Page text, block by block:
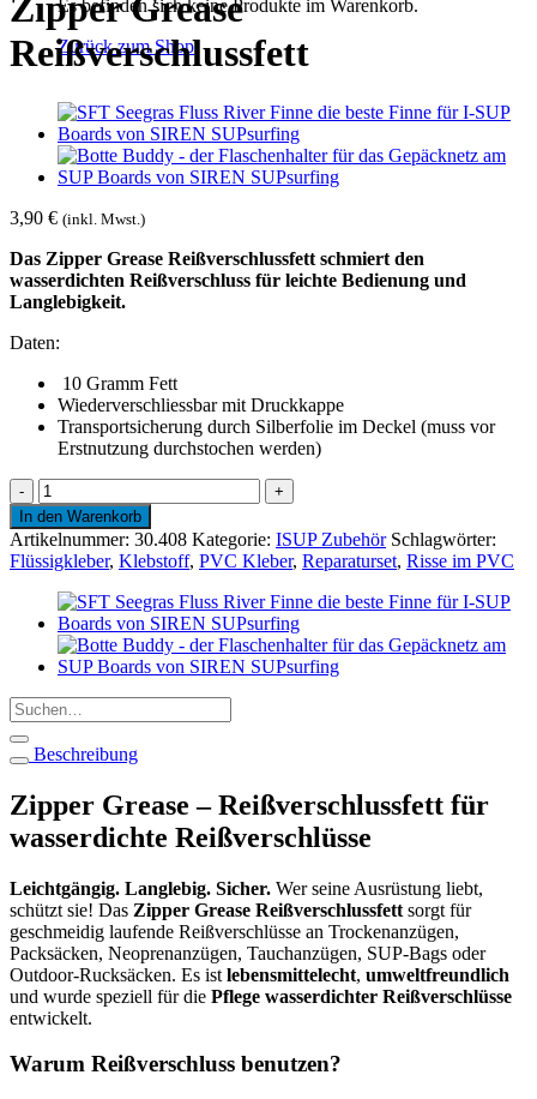
Es befinden sich keine Produkte im Warenkorb.
Zurück zum Shop
Zipper Grease
Reißverschlussfett
3,90 € (inkl. Mwst.)
Das Zipper Grease Reißverschlussfett schmiert den
wasserdichten Reißverschluss für leichte Bedienung und
Langlebigkeit.
Daten:
10 Gramm Fett
Wiederverschliessbar mit Druckkappe
Transportsicherung durch Silberfolie im Deckel (muss vor
Erstnutzung durchstochen werden)
Zipper
Grease
Reißverschlussfett
Menge
In den Warenkorb
Artikelnummer: 30.408 Kategorie: ISUP Zubehör Schlagwörter:
Flüssigkleber, Klebstoff, PVC Kleber, Reparaturset, Risse im PVC
Suchen
nach:
Beschreibung
Zipper Grease – Reißverschlussfett für
wasserdichte Reißverschlüsse
Leichtgängig. Langlebig. Sicher. Wer seine Ausrüstung liebt,
schützt sie! Das Zipper Grease Reißverschlussfett sorgt für
geschmeidig laufende Reißverschlüsse an Trockenanzügen,
Packsäcken, Neoprenanzügen, Tauchanzügen, SUP-Bags oder
Outdoor-Rucksäcken. Es ist lebensmittelecht, umweltfreundlich
und wurde speziell für die Pflege wasserdichter Reißverschlüsse
entwickelt.
Warum Reißverschluss benutzen?